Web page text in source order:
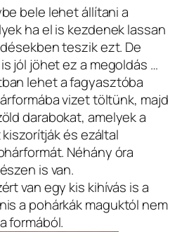
bele lehet állítani a
ha el is kezdenek lassan
teszik ezt. De
jól jöhet ez a megoldás …
lehet a fagyasztóba
vizet töltünk, majd
darabokat, amelyek a
és ezáltal
Néhány óra
is van.
van egy kis kihívás is a
a pohárkák maguktól nem
formából.